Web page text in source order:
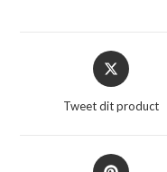
Opent
in
nieuw
Tweet dit product
Opent